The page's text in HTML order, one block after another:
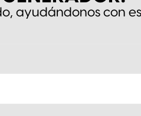
ayudándonos con